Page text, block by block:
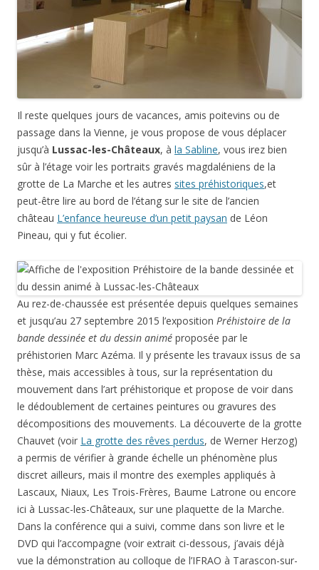
Il reste quelques jours de vacances, amis poitevins ou de
passage dans la Vienne, je vous propose de vous déplacer
jusqu’à Lussac-les-Châteaux, à la Sabline, vous irez bien
sûr à l’étage voir les portraits gravés magdaléniens de la
grotte de La Marche et les autres sites préhistoriques,et
peut-être lire au bord de l’étang sur le site de l’ancien
château L’enfance heureuse d’un petit paysan de Léon
Pineau, qui y fut écolier.
Au rez-de-chaussée est présentée depuis quelques semaines
et jusqu’au 27 septembre 2015 l’exposition Préhistoire de la
bande dessinée et du dessin animé proposée par le
préhistorien Marc Azéma. Il y présente les travaux issus de sa
thèse, mais accessibles à tous, sur la représentation du
mouvement dans l’art préhistorique et propose de voir dans
le dédoublement de certaines peintures ou gravures des
décompositions des mouvements. La découverte de la grotte
Chauvet (voir La grotte des rêves perdus, de Werner Herzog)
a permis de vérifier à grande échelle un phénomène plus
discret ailleurs, mais il montre des exemples appliqués à
Lascaux, Niaux, Les Trois-Frères, Baume Latrone ou encore
ici à Lussac-les-Châteaux, sur une plaquette de la Marche.
Dans la conférence qui a suivi, comme dans son livre et le
DVD qui l’accompagne (voir extrait ci-dessous, j’avais déjà
vue la démonstration au colloque de l’IFRAO à Tarascon-sur-